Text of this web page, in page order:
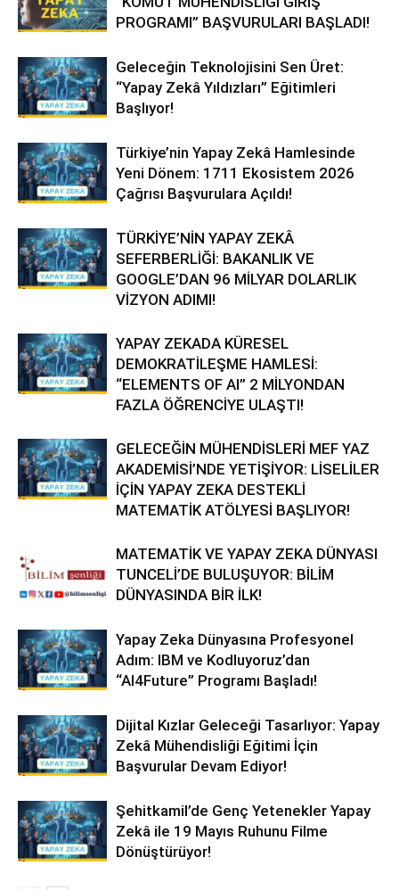
PROGRAMI” BAŞVURULARI BAŞLADI!
Geleceğin Teknolojisini Sen Üret:
“Yapay Zekâ Yıldızları” Eğitimleri
Başlıyor!
Türkiye’nin Yapay Zekâ Hamlesinde
Yeni Dönem: 1711 Ekosistem 2026
Çağrısı Başvurulara Açıldı!
TÜRKİYE’NİN YAPAY ZEKÂ
SEFERBERLİĞİ: BAKANLIK VE
GOOGLE’DAN 96 MİLYAR DOLARLIK
VİZYON ADIMI!
YAPAY ZEKADA KÜRESEL
DEMOKRATİLEŞME HAMLESİ:
“ELEMENTS OF AI” 2 MİLYONDAN
FAZLA ÖĞRENCİYE ULAŞTI!
GELECEĞİN MÜHENDİSLERİ MEF YAZ
AKADEMİSİ’NDE YETİŞİYOR: LİSELİLER
İÇİN YAPAY ZEKA DESTEKLİ
MATEMATİK ATÖLYESİ BAŞLIYOR!
MATEMATİK VE YAPAY ZEKA DÜNYASI
TUNCELİ’DE BULUŞUYOR: BİLİM
DÜNYASINDA BİR İLK!
Yapay Zeka Dünyasına Profesyonel
Adım: IBM ve Kodluyoruz’dan
“AI4Future” Programı Başladı!
Dijital Kızlar Geleceği Tasarlıyor: Yapay
Zekâ Mühendisliği Eğitimi İçin
Başvurular Devam Ediyor!
Şehitkamil’de Genç Yetenekler Yapay
Zekâ ile 19 Mayıs Ruhunu Filme
Dönüştürüyor!